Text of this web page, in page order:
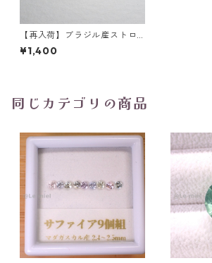
【再入荷】ブラジル産ストロ
ベリークオーツ ラウンドカッ
トルース 1.8ct前後 8mm前後
¥1,400
同じカテゴリの商品